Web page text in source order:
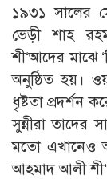
১৯৩১ সালের
ভেড়ী শাহ
শী‘আদের মাঝে
অনুষ্ঠিত হয়।
ধৃষ্টতা প্রদর্শন
সুন্নীরা তাদের
মতো এখানেও
আহমাদ আলী